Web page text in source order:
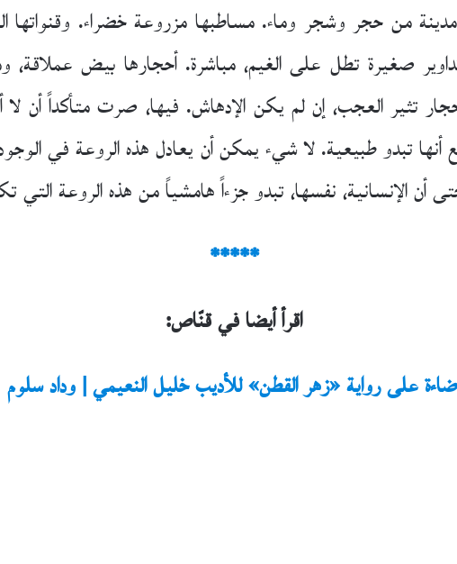
من حجر وشجر وماء. مساطبها مزروعة خضراء. وقنواتها
صغيرة تطل على الغيم، مباشرة. أحجارها بيض
تثير العجب، إن لم يكن الإدهاش. فيها، صرت متأكداً أن
أنها تبدو طبيعية. لا شيء يمكن أن يعادل هذه الروعة في
أن الإنسانية، نفسها، تبدو جزءاً هامشياً من هذه الروعة
*****
اقرأ أيضا في قنّاص:
على رواية «زهر القطن» للأديب خليل النعيمي | وداد سلوم